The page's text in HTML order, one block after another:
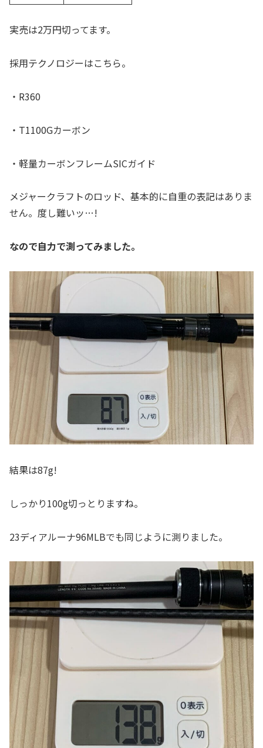
実売は2万円切ってます。
採用テクノロジーはこちら。
・R360
・T1100Gカーボン
・軽量カーボンフレームSICガイド
メジャークラフトのロッド、基本的に自重の表記はありま
せん。度し難いッ…!
なので自力で測ってみました。
結果は87g!
しっかり100g切っとりますね。
23ディアルーナ96MLBでも同じように測りました。